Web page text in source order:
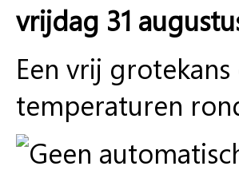
vrijdag 31
Een vrij
temperaturen